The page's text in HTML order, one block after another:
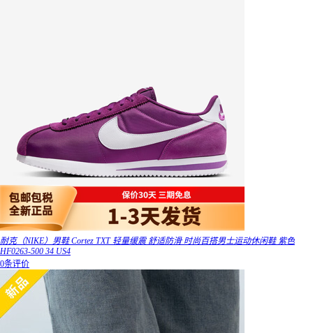
耐克（NIKE）男鞋 Cortez TXT 轻量缓震 舒适防滑 时尚百搭男士运动休闲鞋 紫色
HF0263-500 34 US4
0条评价